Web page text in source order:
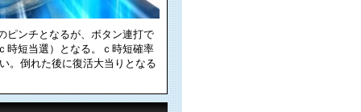
ピンチとなるが、ボタン連打で
時短当選）となる。ｃ時短確率
。倒れた後に復活大当りとなる